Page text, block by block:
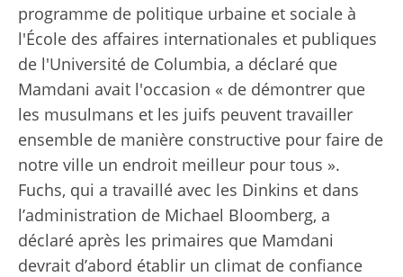
programme de politique urbaine et sociale à
l'École des affaires internationales et publiques
de l'Université de Columbia, a déclaré que
Mamdani avait l'occasion « de démontrer que
les musulmans et les juifs peuvent travailler
ensemble de manière constructive pour faire de
notre ville un endroit meilleur pour tous ».
Fuchs, qui a travaillé avec les Dinkins et dans
l’administration de Michael Bloomberg, a
déclaré après les primaires que Mamdani
devrait d’abord établir un climat de confiance